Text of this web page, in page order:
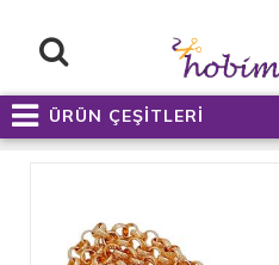
ÜRÜN ÇEŞİTLERİ